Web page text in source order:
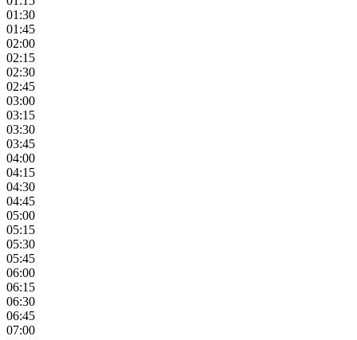
01:30
01:45
02:00
02:15
02:30
02:45
03:00
03:15
03:30
03:45
04:00
04:15
04:30
04:45
05:00
05:15
05:30
05:45
06:00
06:15
06:30
06:45
07:00